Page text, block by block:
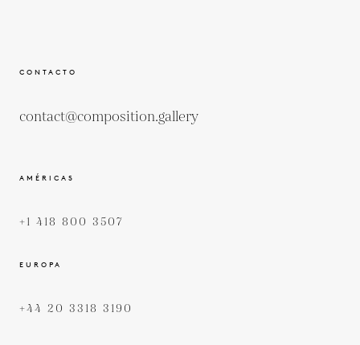
CONTACTO
contact@composition.gallery
AMÉRICAS
+1 418 800 3507
EUROPA
+44 20 3318 3190